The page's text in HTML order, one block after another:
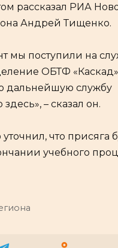
рассказал РИА
Андрей Тищенко.
мы поступили на
ОБТФ
дальнейшую службу
– сказал он.
что присяга
учебного